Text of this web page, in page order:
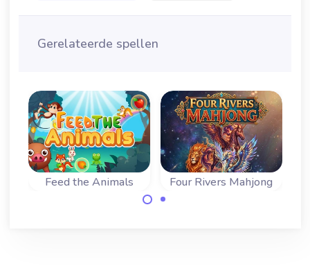
Gerelateerde spellen
Feed the Animals Four Rivers Mahjong